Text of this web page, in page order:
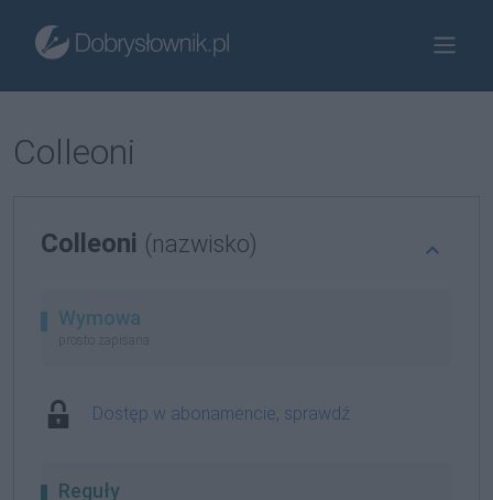
Colleoni
Colleoni (nazwisko)
Wymowa
prosto zapisana
Dostęp w abonamencie, sprawdź
Reguły